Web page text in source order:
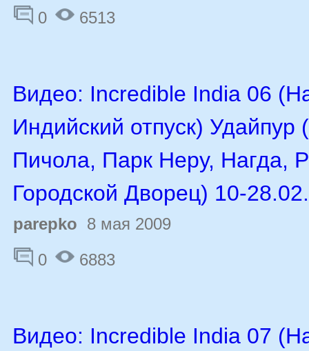
0 6513
Видео: Incredible India 06
Индийский отпуск) Удайпур
Пичола, Парк Неру, Нагда,
Городской Дворец) 10-
parepko 8 мая 2009
0
6883
Видео: Incredible India 07